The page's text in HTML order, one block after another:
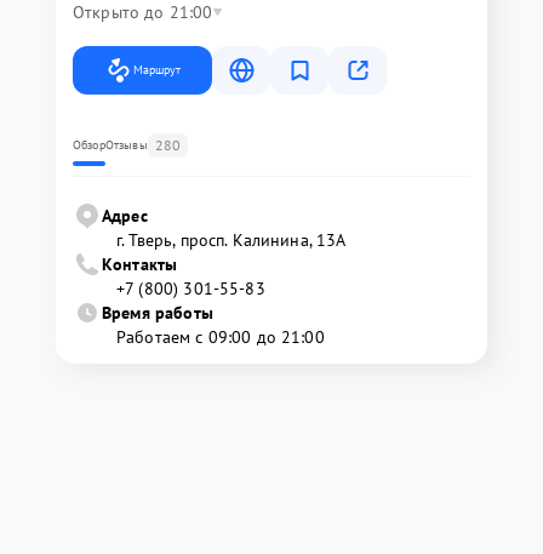
Открыто до 21:00
Маршрут
ОбзорОтзывы 280
Адрес
г. Тверь, просп. Калинина, 13А
Контакты
+7 (800) 301-55-83
Время работы
Работаем с 09:00 до 21:00